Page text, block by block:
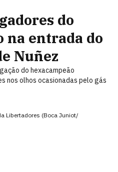
do
na entrada do
Nuñez
do hexacampeão
nos olhos ocasionadas pelo gás
Libertadores (Boca Juniot/